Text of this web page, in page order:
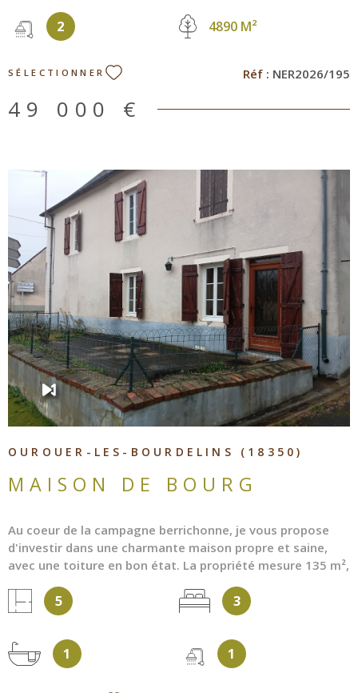
reste à votre disposition pour répondre à l'ensemble de
vos questions au 06 77 28 23 81 ou par mail
2 4890 M²
SÉLECTIONNER Réf : NER2026/195
49 000 €
OUROUER-LES-BOURDELINS (18350)
MAISON DE BOURG
Au coeur de la campagne berrichonne, je vous propose
d'investir dans une charmante maison propre et saine,
avec une toiture en bon état. La propriété mesure 135 m²,
vitrage PVC et d'un chauffage central au fuel en
complément d'un insert bois. La cuisine de 17.20 m² est
de 9.50 m² en rez-de-jardin, et ses sanitaires. A l'étage se
trouve un palier desservant deux chambres en enfilade
5 3
1 1
VOIR LE BIEN